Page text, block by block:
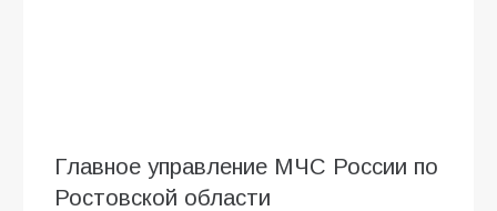
Главное управление МЧС России по
Ростовской области